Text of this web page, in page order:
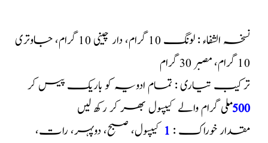
نسخہ الشفاء : لونگ 10 گرام، دار چینی 10 گرام، جاوتری
10 گرام، مصبر 30 گرام
ترکیب تیاری : تمام ادویہ کو باریک پیس کر
500ملی گرام والے کیپسول بھر کر رکھ لیں
مقدار خوراک : 1 کیپسول، صبح، دوپہر، رات،